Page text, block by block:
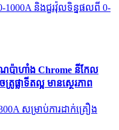
1000A និងជួរវ៉ុលទិន្នផលពី 0-
ប៉ាហាំង Chrome នីកែល
ផ្លាទីតល្អ មានស្ថេរភាព